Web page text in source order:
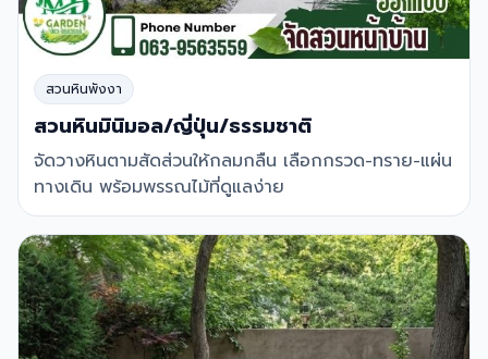
สวนหินพังงา
สวนหินมินิมอล/ญี่ปุ่น/ธรรมชาติ
จัดวางหินตามสัดส่วนให้กลมกลืน เลือกกรวด-ทราย-แผ่น
ทางเดิน พร้อมพรรณไม้ที่ดูแลง่าย